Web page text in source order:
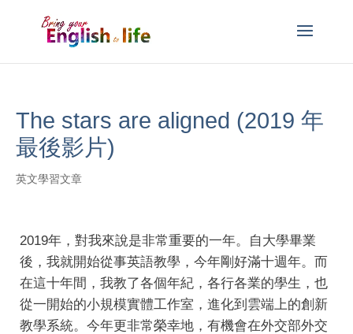
The stars are aligned (2019 年
最後影片)
英文學習文章
2019年，對我來說是非常重要的一年。自大學畢業
後，我就開始從事英語教學，今年剛好滿十週年。而
在這十年間，我教了各個年紀，各行各業的學生，也
從一開始的小規模實體工作室，進化到雲端上的創新
教學系統。今年更非常榮幸地，有機會在外交部外交